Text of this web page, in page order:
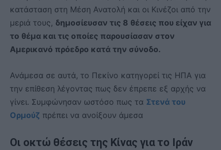
κατάσταση στη Μέση Ανατολή και οι Κινέζοι από την
μεριά τους, δημοσίευσαν τις 8 θέσεις που είχαν για
το θέμα και τις οποίες παρουσίασαν στον
Αμερικανό πρόεδρο κατά την σύνοδο.
Ανάμεσα σε αυτά, το Πεκίνο κατηγορεί τις ΗΠΑ για
την επίθεση λέγοντας πως δεν έπρεπε εξ αρχής να
γίνει. Συμφώνησαν ωστόσο πως τα Στενά του
Ορμούζ πρέπει να ανοίξουν άμεσα
Οι οκτώ θέσεις της Κίνας για το Ιράν